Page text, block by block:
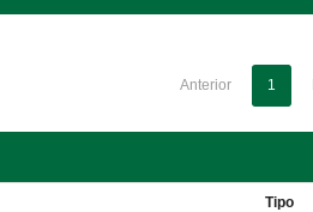
Anterior 1
Tipo